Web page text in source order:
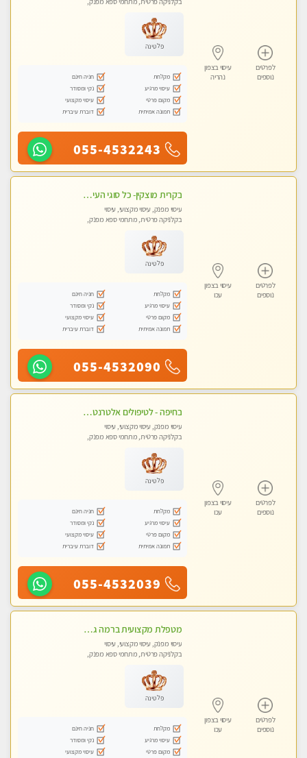
לפרטים
נוספים
עיסוי בצפון
נהריה
בקלניקה פרטית, מתחמי ספא מפנק,
פלטינה
מקלחת
חניה חינם
עיסוי מרגיע
נקי ומסודר
מקום פרטי
עיסוי מקצועי
תמונה אמיתית
דוברת עיברית
055-4532243
לפרטים
נוספים
עיסוי בצפון
עכו
בקרית מוצקין- כל סוגי העיסויים מעסה מקצועית ואיכותית פרטי!!! -ללא מין !
עיסוי מפנק, עיסוי מקצועי, עיסוי
בקלניקה פרטית, מתחמי ספא מפנק,
פלטינה
מקלחת
חניה חינם
עיסוי מרגיע
נקי ומסודר
מקום פרטי
עיסוי מקצועי
תמונה אמיתית
דוברת עיברית
055-4532090
לפרטים
נוספים
עיסוי בצפון
עכו
בחיפה - לטיפולים אלטרנטיביים לעיסוי מרגיע ומפנק VIP-מומלץ לחלוטין! פרטי! ​​​​​​ Highly recommended-לקביעת תור נא להתקשר ....
עיסוי מפנק, עיסוי מקצועי, עיסוי
בקלניקה פרטית, מתחמי ספא מפנק,
פלטינה
מקלחת
חניה חינם
עיסוי מרגיע
נקי ומסודר
מקום פרטי
עיסוי מקצועי
תמונה אמיתית
דוברת עיברית
055-4532039
לפרטים
נוספים
עיסוי בצפון
עכו
מטפלת מקצועית ברמה גבוהה מומלץ מאוד !!! . . highly recommended -אין פרטים נוספים במקום -ללא מין !!
עיסוי מפנק, עיסוי מקצועי, עיסוי
בקלניקה פרטית, מתחמי ספא מפנק,
פלטינה
מקלחת
חניה חינם
עיסוי מרגיע
נקי ומסודר
מקום פרטי
עיסוי מקצועי